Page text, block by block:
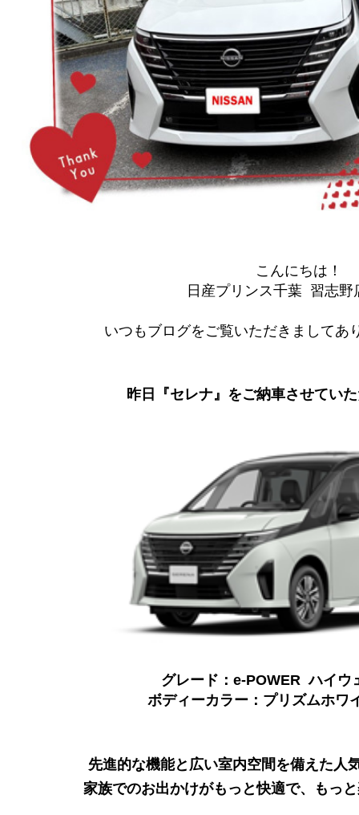
こんにちは！
日産プリンス千葉 習志野
いつもブログをご覧いただきましてあ
昨日『セレナ』をご納車させてい
グレード：e-POWER ハイウ
ボディーカラー：プリズムホワ
先進的な機能と広い室内空間を備えた人
家族でのお出かけがもっと快適で、もっ